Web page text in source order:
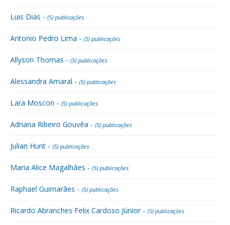
Luis Dias - (5) publicações
Antonio Pedro Lima - (5) publicações
Allyson Thomas - (5) publicações
Alessandra Amaral - (5) publicações
Lara Moscon - (5) publicações
Adriana Ribeiro Gouvêa - (5) publicações
Julian Hunt - (5) publicações
Maria Alice Magalhães - (5) publicações
Raphael Guimarães - (5) publicações
Ricardo Abranches Felix Cardoso Júnior - (5) publicações